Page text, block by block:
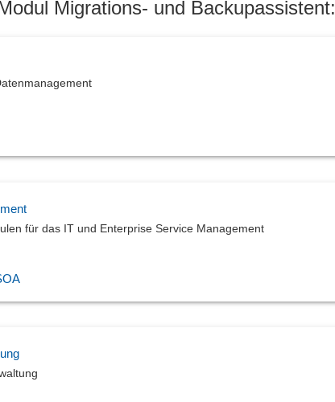
Migrations- und Backupassistent:
für das IT und Enterprise Service Management